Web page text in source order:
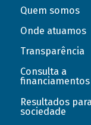
Quem somos
Onde atuamos
Transparência
Consulta a
financiamentos
Resultados
sociedade